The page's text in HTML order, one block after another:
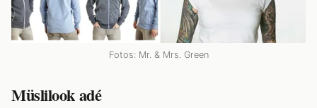
Fotos: Mr. & Mrs. Green
Müslilook adé